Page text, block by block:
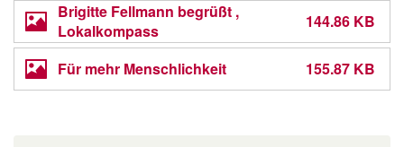
Brigitte Fellmann begrüßt ,
Lokalkompass
144.86 KB
Für mehr Menschlichkeit 155.87 KB